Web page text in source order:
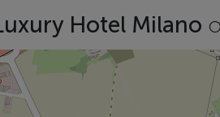
Hotel Milano